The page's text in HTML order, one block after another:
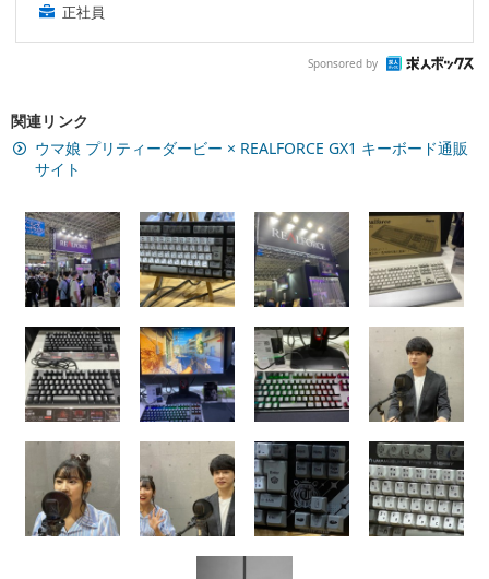
正社員
Sponsored by
関連リンク
ウマ娘 プリティーダービー × REALFORCE GX1 キーボード通販
サイト